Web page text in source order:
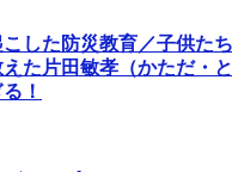
こした防災教育／子供た
た片田敏孝（かただ・
！